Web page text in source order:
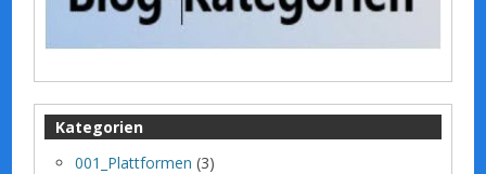
Kategorien
001_Plattformen (3)